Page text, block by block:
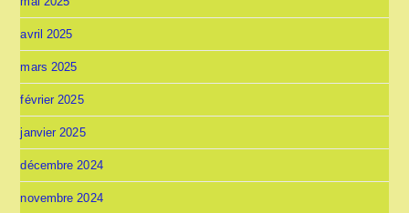
avril 2025
mars 2025
février 2025
janvier 2025
décembre 2024
novembre 2024